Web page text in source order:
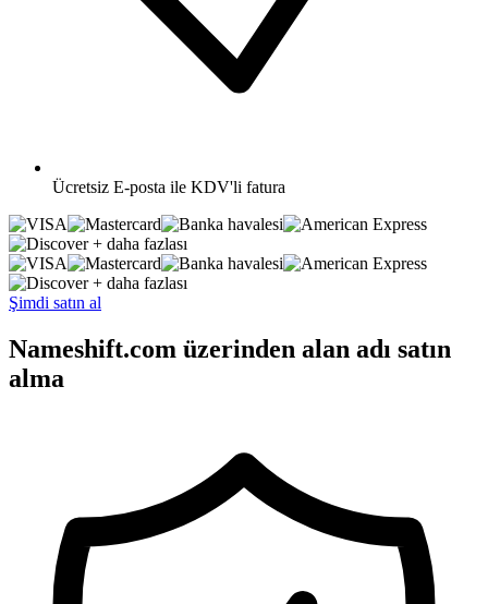
Ücretsiz E-posta ile KDV'li fatura
+ daha fazlası
+ daha fazlası
Şimdi satın al
Nameshift.com üzerinden alan adı satın
alma